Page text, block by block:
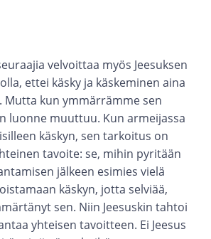
velvoittaa myös Jeesuksen
ettei käsky ja käskeminen aina
Mutta kun ymmärrämme sen
luonne muuttuu. Kun armeijassa
käskyn, sen tarkoitus on
tavoite: se, mihin pyritään
jälkeen esimies vielä
käskyn, jotta selviää,
sen. Niin Jeesuskin tahtoi
yhteisen tavoitteen. Ei Jeesus